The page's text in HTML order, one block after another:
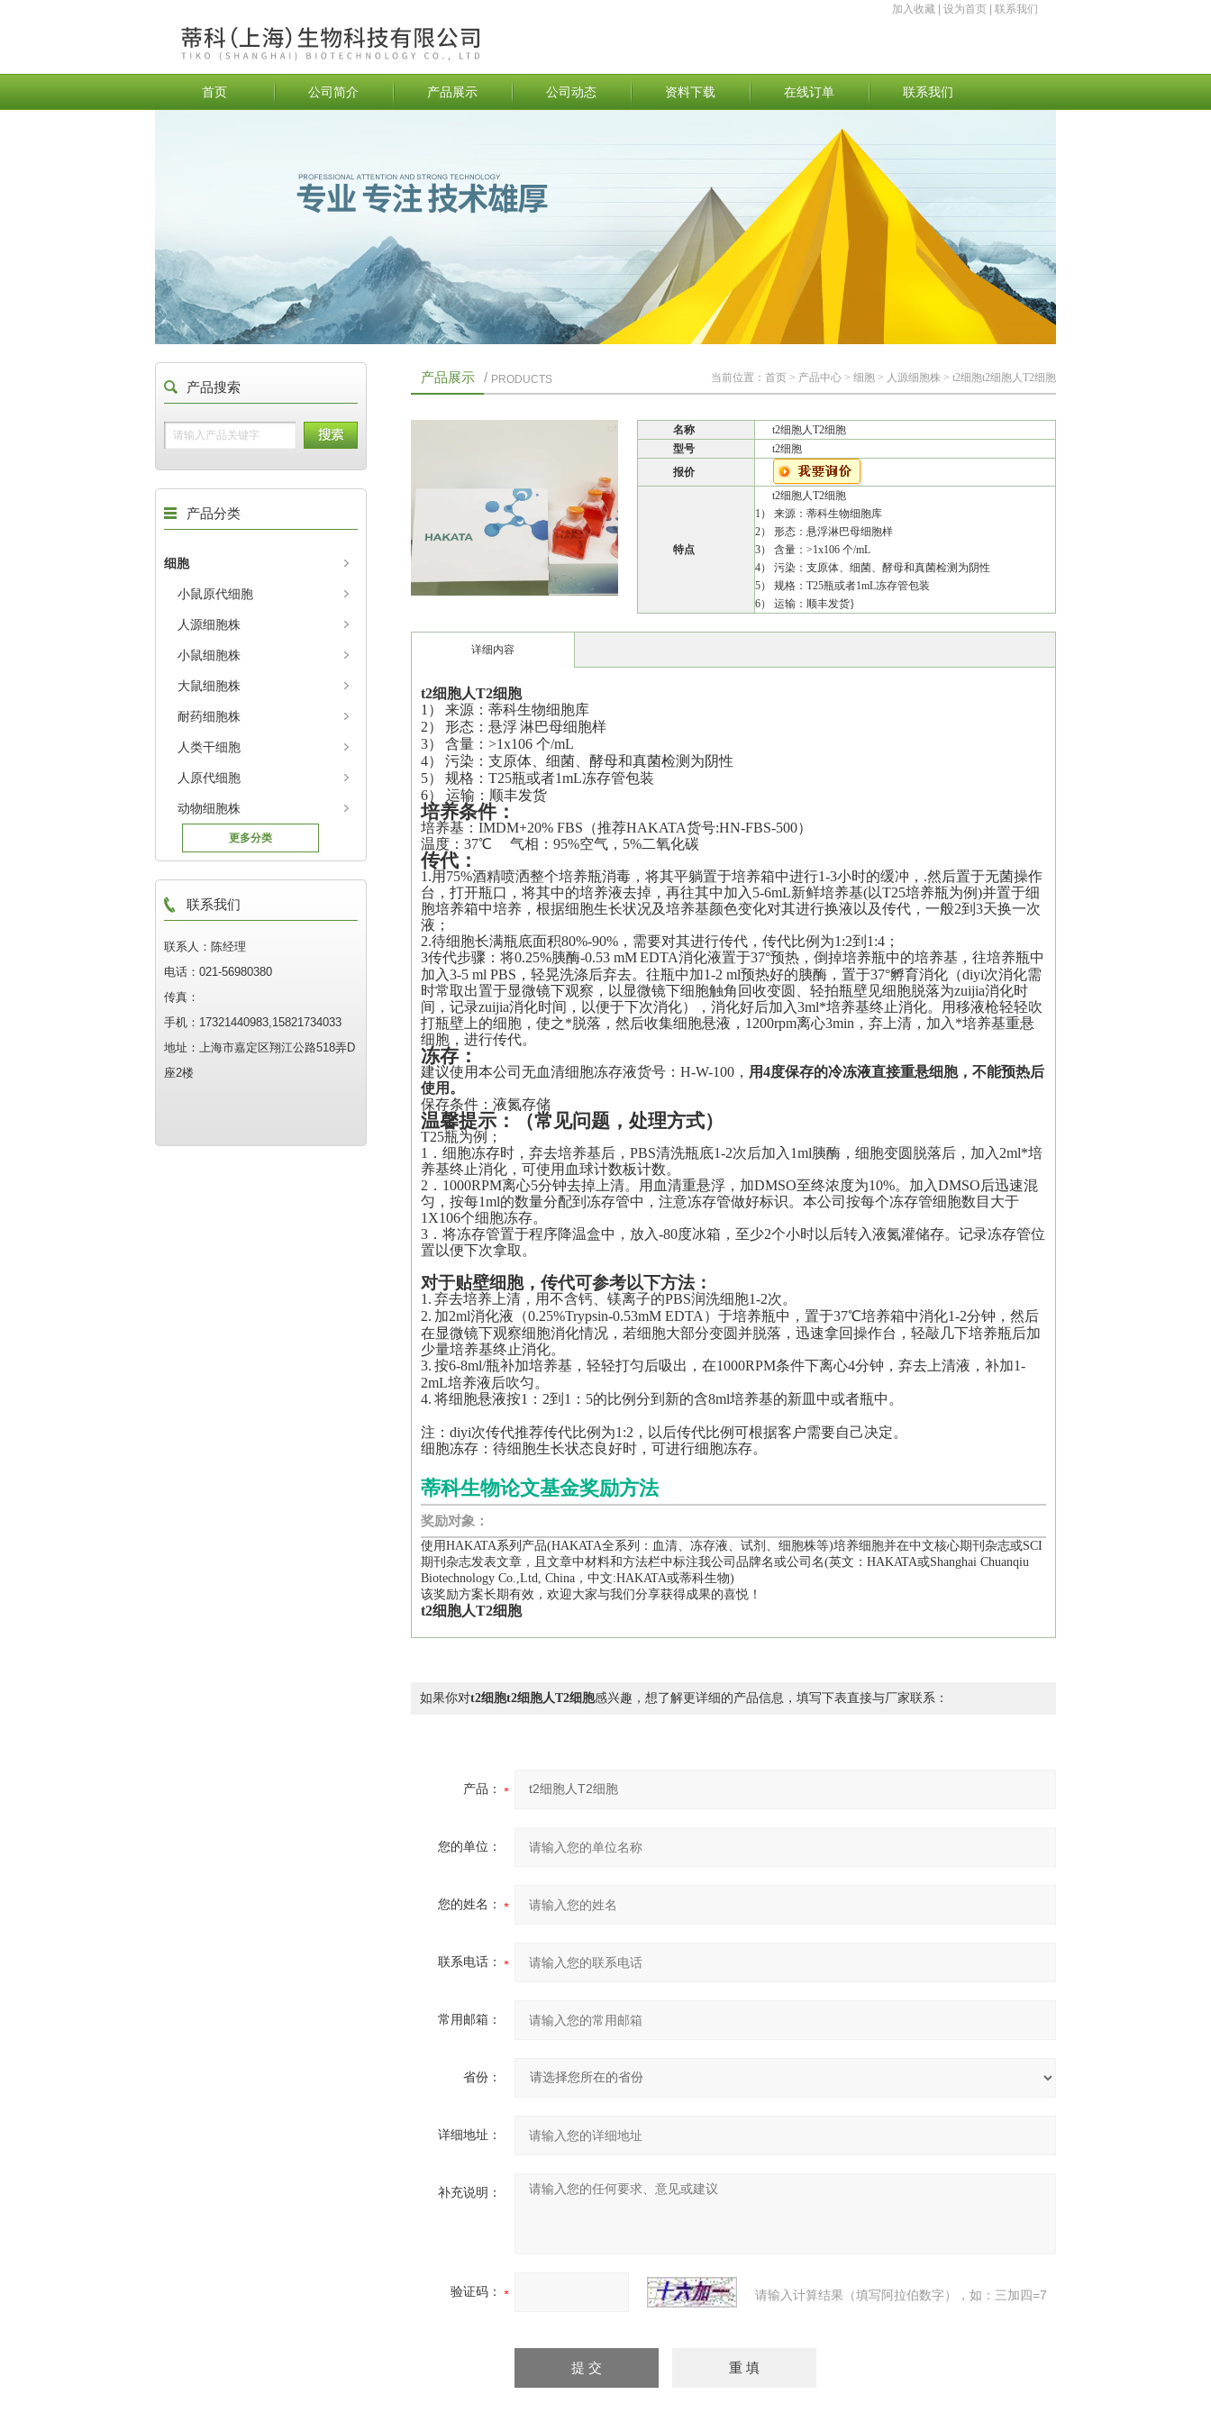
加入收藏 设为首页 联系我们
首页 公司简介 产品展示 公司动态 资料下载 在线订单 联系我们
产品搜索
产品分类
细胞
小鼠原代细胞
人源细胞株
小鼠细胞株
大鼠细胞株
耐药细胞株
人类干细胞
人原代细胞
动物细胞株
更多分类
联系我们
联系人：陈经理
电话：021-56980380
传真：
手机：17321440983,15821734033
地址：上海市嘉定区翔江公路518弄D
座2楼
产品展示 / PRODUCTS 当前位置： 首页 > 产品中心 > 细胞 > 人源细胞株 > t2细胞t2细胞人T2细胞
名称
t2细胞人T2细胞
型号
t2细胞
报价
特点
t2细胞人T2细胞
1） 来源：蒂科生物细胞库
2） 形态：悬浮淋巴母细胞样
3） 含量：>1x106 个/mL
4） 污染：支原体、细菌、酵母和真菌检测为阴性
5） 规格：T25瓶或者1mL冻存管包装
6） 运输：顺丰发货}
详细内容
t2细胞人T2细胞
1）
来源：蒂科生物细胞库
2）
形态： 悬浮淋巴母细胞样
3）
含量：>1x106 个/mL
4）
污染：支原体、细菌、酵母和真菌检测为阴性
5）
规格：T25瓶或者1mL冻存管包装
6） 运输：顺丰发货
培养条件：
培养基： IMDM+20% FBS（推荐HAKATA货号:HN-FBS-500）
温度：37℃ 气相：95%空气，5%二氧化碳
传代 ：
1.用75%酒精喷洒整个培养瓶消毒，将其平躺置于培养箱中进行1-3小时的缓冲，.然后置于无菌操作
台，打开瓶口，将其中的培养液去掉，再往其中加入5-6mL新鲜培养基(以T25培养瓶为例)并置于细
胞培养箱中培养，根据细胞生长状况及培养基颜色变化对其进行换液以及传代 ，一般2到3天换一次
液 ；
2.待细胞长满瓶底面积80%-90%，需要对其进行传代， 传代比例为1:2到1:4 ；
3传代步骤：将0.25%胰酶-0.53 mMEDTA消化液置于37°预热，倒掉培养瓶中的培养基，往培养瓶中
加入3-5 ml PBS，轻晃洗涤后弃去。往瓶中加1-2 ml预热好的胰酶，置于37°孵育消化（diyi次消化需
时常取出置于显微镜下观察，以显微镜下细胞触角回收变圆、轻拍瓶壁见细胞脱落为zuijia消化时
间，记录zuijia消化时间，以便于下次消化），消化好后加入3ml*培养基终止消化。用移液枪轻轻吹
打瓶壁上的细胞，使之*脱落，然后收集细胞悬液，1200rpm离心3min，弃上清，加入*培养基重悬
细胞，进行传代。
冻存：
建议使用本公司无血清细胞冻存液货号： H-W-100， 用4度保存的冷冻液直接重悬细胞，不能预热后
使用。
保存条件：液氮存储
温馨提示 ： （常见问题 ，处理方式）
T25瓶为例；
1．细胞冻存时，弃去培养基后，PBS清洗瓶底1-2次后加入1ml胰酶，细胞变圆脱落后，加入2ml*培
养基终止消化，可使用血球计数板计数。
2．1000RPM离心5分钟去掉上清。用血清重悬浮，加DMSO至终浓度为10%。加入DMSO后迅速混
匀，按每1ml的数量分配到冻存管中，注意冻存管做好标识。本公司按每个冻存管细胞数目大于
1X106个细胞冻存。
3．将冻存管置于程序降温盒中，放入-80度冰箱，至少2个小时以后转入液氮灌储存。记录冻存管位
置以便下次拿取。
对于贴壁细胞，传代可参考以下方法：
1. 弃去培养上清，用不含钙、镁离子的PBS润洗细胞1-2次。
2. 加2ml消化液（0.25%Trypsin-0.53mM EDTA）于培养瓶中，置于37℃培养箱中消化1-2分钟，然后
在显微镜下观察细胞消化情况，若细胞大部分变圆并脱落，迅速拿回操作台，轻敲几下培养瓶后加
少量培养基终止消化。
3. 按6-8ml/瓶补加培养基，轻轻打匀后吸出，在1000RPM条件下离心4分钟，弃去上清液，补加1-
2mL培养液后吹匀。
4. 将细胞悬液按1：2到1：5的比例分到新的含8ml培养基的新皿中或者瓶中。
注： diyi次传代推荐传代比例为1:2，以后传代比例可根据客户需要自己决定。
细胞冻存：待细胞生长状态良好时，可进行细胞冻存。
蒂科生物论文基金奖励方法
奖励对象：
使用HAKATA系列产品(HAKATA全系列：血清、冻存液、试剂、细胞株等)培养细胞并在中文核心期刊杂志或SCI
期刊杂志发表文章，且文章中材料和方法栏中标注我公司品牌名或公司名(英文：HAKATA或Shanghai Chuanqiu
Biotechnology Co.,Ltd, China，中文:HAKATA或蒂科生物)
该奖励方案长期有效，欢迎大家与我们分享获得成果的喜悦！
t2细胞人T2细胞
如果你对t2细胞t2细胞人T2细胞感兴趣，想了解更详细的产品信息，填写下表直接与厂家联系：
产品：
您的单位：
您的姓名：
联系电话：
常用邮箱：
省份：
详细地址：
补充说明：
验证码： 请输入计算结果（填写阿拉伯数字），如：三加四=7